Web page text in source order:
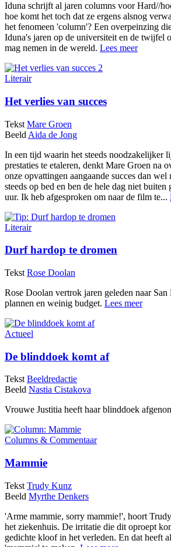
Iduna schrijft al jaren columns voor Hard//
hoe komt het toch dat ze ergens alsnog
het fenomeen 'column'? Een overpeinzing
Iduna's jaren op de universiteit en de twijfel
mag nemen in de wereld. Lees meer
Literair
Het verlies van succes
Tekst Mare Groen
Beeld Aida de Jong
In een tijd waarin het steeds noodzakelijker
prestaties te etaleren, denkt Mare Groen na
onze opvattingen aangaande succes dan
steeds op bed en ben de hele dag niet buiten
uur. Ik heb afgesproken om naar de film te...
Literair
Durf hardop te dromen
Tekst Rose Doolan
Rose Doolan vertrok jaren geleden naar
plannen en weinig budget. Lees meer
Actueel
De blinddoek komt af
Tekst Beeldredactie
Beeld Nastia Cistakova
Vrouwe Justitia heeft haar blinddoek
Columns & Commentaar
Mammie
Tekst Trudy Kunz
Beeld Myrthe Denkers
'Arme mammie, sorry mammie!', hoort
het ziekenhuis. De irritatie die dit oproept
gedichte kloof in het verleden. En dat heeft